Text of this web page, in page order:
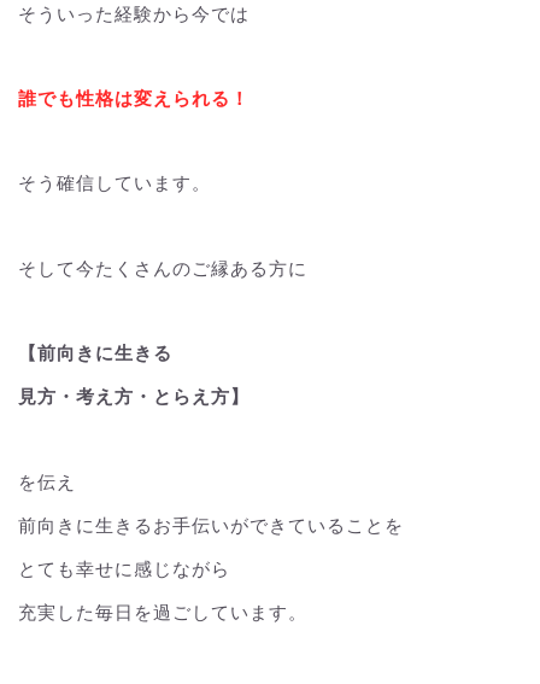
そういった経験から今では
誰でも性格は変えられる！
そう確信しています。
そして今たくさんのご縁ある方に
【前向きに生きる
見方・考え方・とらえ方】
を伝え
前向きに生きるお手伝いができていることを
とても幸せに感じながら
充実した毎日を過ごしています。